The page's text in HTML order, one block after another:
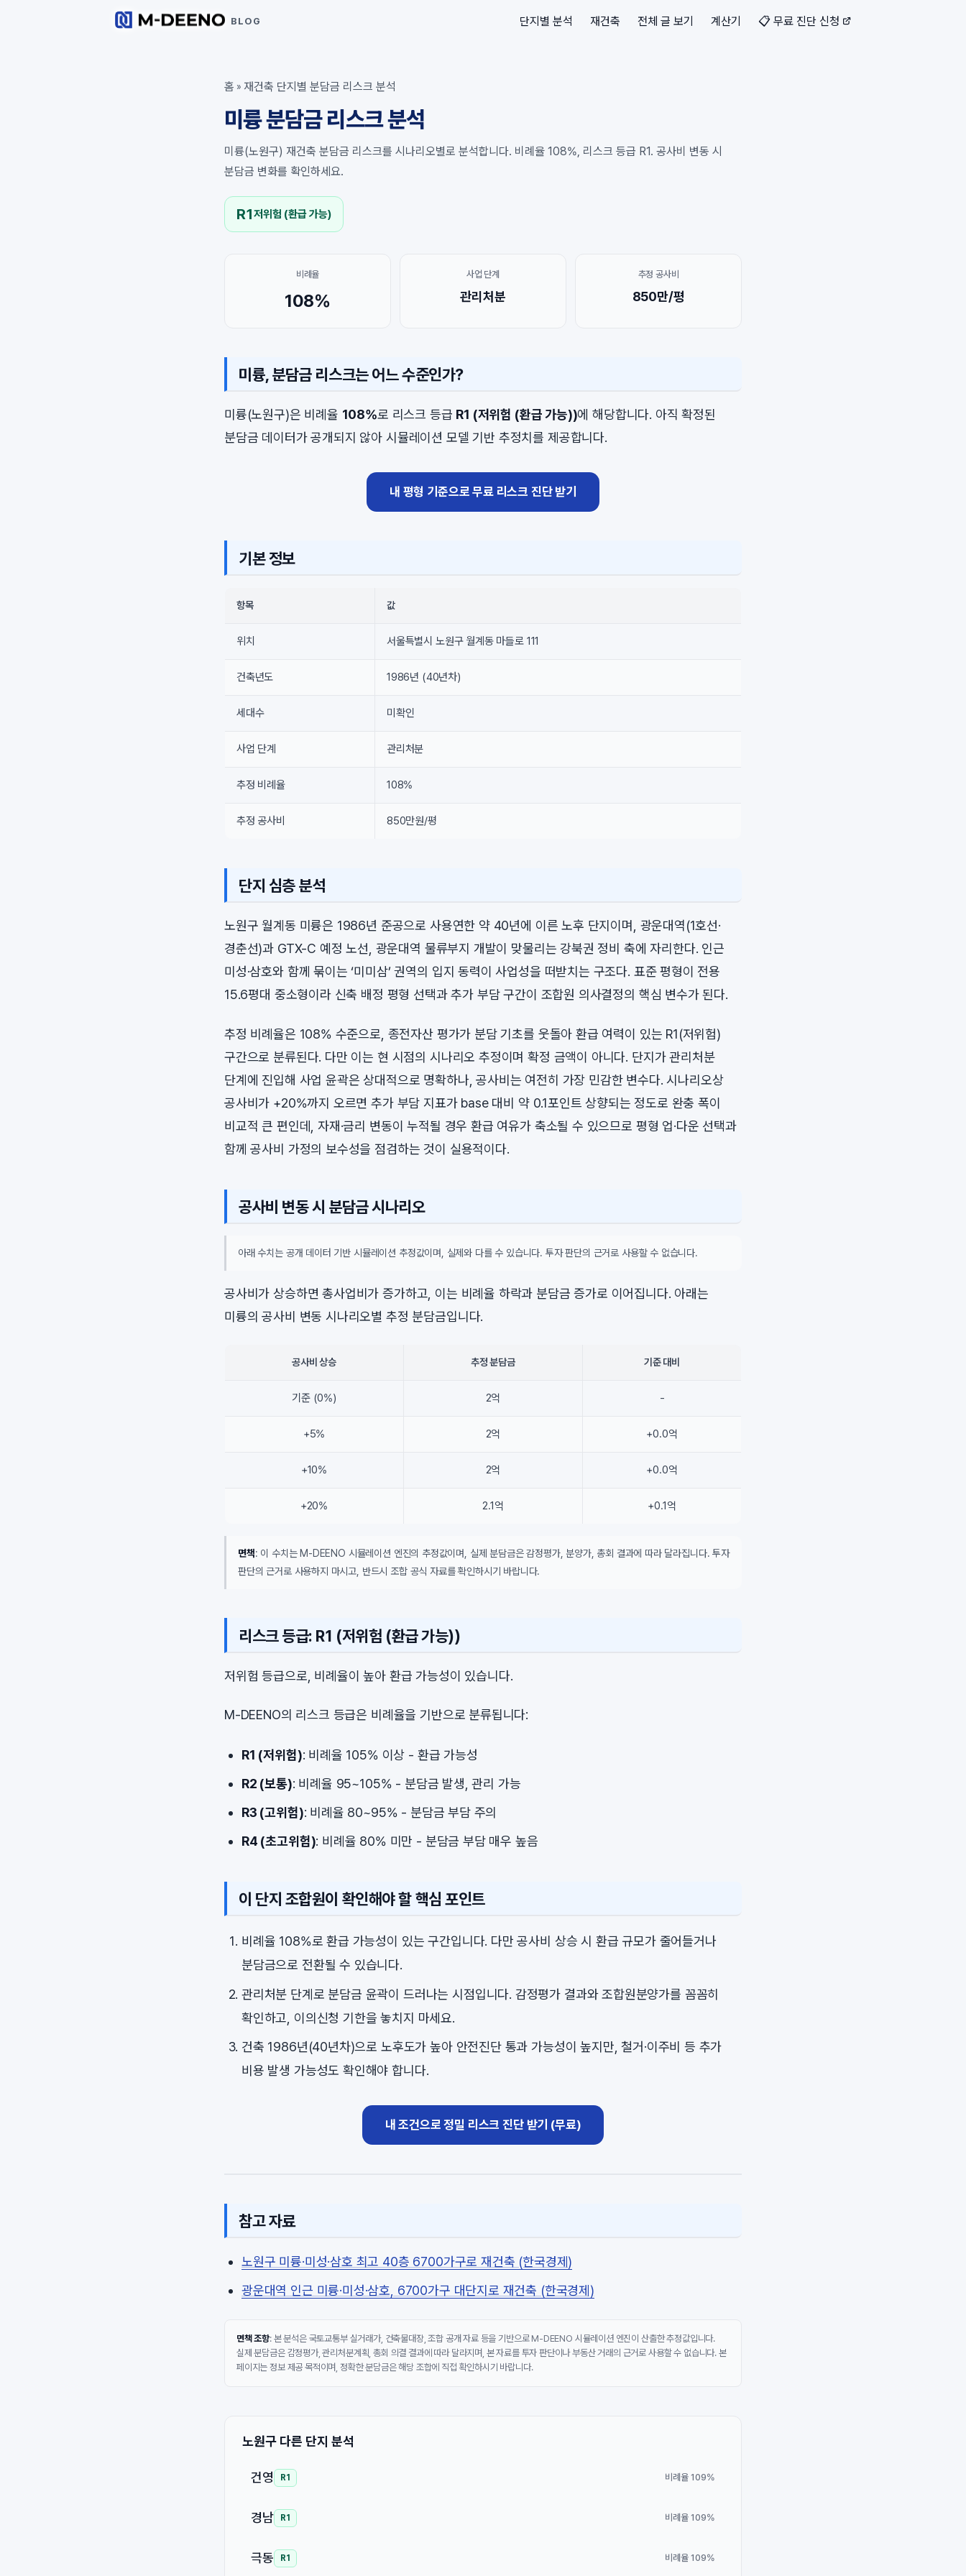
BLOG 단지별 분석 재건축 전체 글 보기 계산기 📋 무료 진단 신청
홈 » 재건축 단지별 분담금 리스크 분석
미륭 분담금 리스크 분석
미륭(노원구) 재건축 분담금 리스크를 시나리오별로 분석합니다. 비례율 108%, 리스크 등급 R1. 공사비 변동 시
분담금 변화를 확인하세요.
R1저위험 (환급 가능)
비례율
108%
사업 단계
관리처분
추정 공사비
850만/평
미륭, 분담금 리스크는 어느 수준인가?
미륭(노원구)은 비례율 108%로 리스크 등급 R1 (저위험 (환급 가능))에 해당합니다. 아직 확정된
분담금 데이터가 공개되지 않아 시뮬레이션 모델 기반 추정치를 제공합니다.
내 평형 기준으로 무료 리스크 진단 받기
기본 정보
항목 값
위치 서울특별시 노원구 월계동 마들로 111
건축년도 1986년 (40년차)
세대수 미확인
사업 단계 관리처분
추정 비례율 108%
추정 공사비 850만원/평
단지 심층 분석
노원구 월계동 미륭은 1986년 준공으로 사용연한 약 40년에 이른 노후 단지이며, 광운대역(1호선·
경춘선)과 GTX-C 예정 노선, 광운대역 물류부지 개발이 맞물리는 강북권 정비 축에 자리한다. 인근
미성·삼호와 함께 묶이는 ‘미미삼’ 권역의 입지 동력이 사업성을 떠받치는 구조다. 표준 평형이 전용
15.6평대 중소형이라 신축 배정 평형 선택과 추가 부담 구간이 조합원 의사결정의 핵심 변수가 된다.
추정 비례율은 108% 수준으로, 종전자산 평가가 분담 기초를 웃돌아 환급 여력이 있는 R1(저위험)
구간으로 분류된다. 다만 이는 현 시점의 시나리오 추정이며 확정 금액이 아니다. 단지가 관리처분
단계에 진입해 사업 윤곽은 상대적으로 명확하나, 공사비는 여전히 가장 민감한 변수다. 시나리오상
공사비가 +20%까지 오르면 추가 부담 지표가 base 대비 약 0.1포인트 상향되는 정도로 완충 폭이
비교적 큰 편인데, 자재·금리 변동이 누적될 경우 환급 여유가 축소될 수 있으므로 평형 업·다운 선택과
함께 공사비 가정의 보수성을 점검하는 것이 실용적이다.
공사비 변동 시 분담금 시나리오
아래 수치는 공개 데이터 기반 시뮬레이션 추정값이며, 실제와 다를 수 있습니다. 투자 판단의 근거로 사용할 수 없습니다.
공사비가 상승하면 총사업비가 증가하고, 이는 비례율 하락과 분담금 증가로 이어집니다. 아래는
미륭의 공사비 변동 시나리오별 추정 분담금입니다.
공사비 상승 추정 분담금 기준 대비
기준 (0%) 2억 -
+5% 2억 +0.0억
+10% 2억 +0.0억
+20% 2.1억 +0.1억
면책: 이 수치는 M-DEENO 시뮬레이션 엔진의 추정값이며, 실제 분담금은 감정평가, 분양가, 총회 결과에 따라 달라집니다. 투자
판단의 근거로 사용하지 마시고, 반드시 조합 공식 자료를 확인하시기 바랍니다.
리스크 등급: R1 (저위험 (환급 가능))
저위험 등급으로, 비례율이 높아 환급 가능성이 있습니다.
M-DEENO의 리스크 등급은 비례율을 기반으로 분류됩니다:
R1 (저위험): 비례율 105% 이상 - 환급 가능성
R2 (보통): 비례율 95~105% - 분담금 발생, 관리 가능
R3 (고위험): 비례율 80~95% - 분담금 부담 주의
R4 (초고위험): 비례율 80% 미만 - 분담금 부담 매우 높음
이 단지 조합원이 확인해야 할 핵심 포인트
비례율 108%로 환급 가능성이 있는 구간입니다. 다만 공사비 상승 시 환급 규모가 줄어들거나
분담금으로 전환될 수 있습니다.
관리처분 단계로 분담금 윤곽이 드러나는 시점입니다. 감정평가 결과와 조합원분양가를 꼼꼼히
확인하고, 이의신청 기한을 놓치지 마세요.
건축 1986년(40년차)으로 노후도가 높아 안전진단 통과 가능성이 높지만, 철거·이주비 등 추가
비용 발생 가능성도 확인해야 합니다.
내 조건으로 정밀 리스크 진단 받기 (무료)
참고 자료
노원구 미륭·미성·삼호 최고 40층 6700가구로 재건축 (한국경제)
광운대역 인근 미륭·미성·삼호, 6700가구 대단지로 재건축 (한국경제)
면책 조항: 본 분석은 국토교통부 실거래가, 건축물대장, 조합 공개 자료 등을 기반으로 M-DEENO 시뮬레이션 엔진이 산출한 추정값입니다.
실제 분담금은 감정평가, 관리처분계획, 총회 의결 결과에 따라 달라지며, 본 자료를 투자 판단이나 부동산 거래의 근거로 사용할 수 없습니다. 본
페이지는 정보 제공 목적이며, 정확한 분담금은 해당 조합에 직접 확인하시기 바랍니다.
노원구 다른 단지 분석
건영 R1 비례율 109%
경남 R1 비례율 109%
극동 R1 비례율 109%